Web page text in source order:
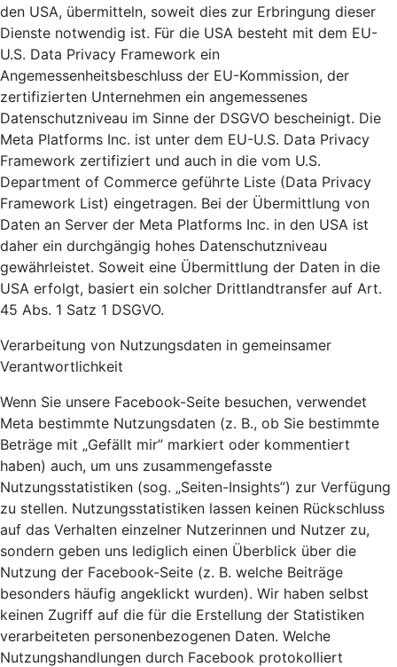
den USA, übermitteln, soweit dies zur Erbringung dieser
Dienste notwendig ist. Für die USA besteht mit dem EU-
U.S. Data Privacy Framework ein
Angemessenheitsbeschluss der EU-Kommission, der
zertifizierten Unternehmen ein angemessenes
Datenschutzniveau im Sinne der DSGVO bescheinigt. Die
Meta Platforms Inc. ist unter dem EU-U.S. Data Privacy
Framework zertifiziert und auch in die vom U.S.
Department of Commerce geführte Liste (Data Privacy
Framework List) eingetragen. Bei der Übermittlung von
Daten an Server der Meta Platforms Inc. in den USA ist
daher ein durchgängig hohes Datenschutzniveau
gewährleistet. Soweit eine Übermittlung der Daten in die
USA erfolgt, basiert ein solcher Drittlandtransfer auf Art.
45 Abs. 1 Satz 1 DSGVO.
Verarbeitung von Nutzungsdaten in gemeinsamer
Verantwortlichkeit
Wenn Sie unsere Facebook-Seite besuchen, verwendet
Meta bestimmte Nutzungsdaten (z. B., ob Sie bestimmte
Beträge mit „Gefällt mir” markiert oder kommentiert
haben) auch, um uns zusammengefasste
Nutzungsstatistiken (sog. „Seiten-Insights”) zur Verfügung
zu stellen. Nutzungsstatistiken lassen keinen Rückschluss
auf das Verhalten einzelner Nutzerinnen und Nutzer zu,
sondern geben uns lediglich einen Überblick über die
Nutzung der Facebook-Seite (z. B. welche Beiträge
besonders häufig angeklickt wurden). Wir haben selbst
keinen Zugriff auf die für die Erstellung der Statistiken
verarbeiteten personenbezogenen Daten. Welche
Nutzungshandlungen durch Facebook protokolliert